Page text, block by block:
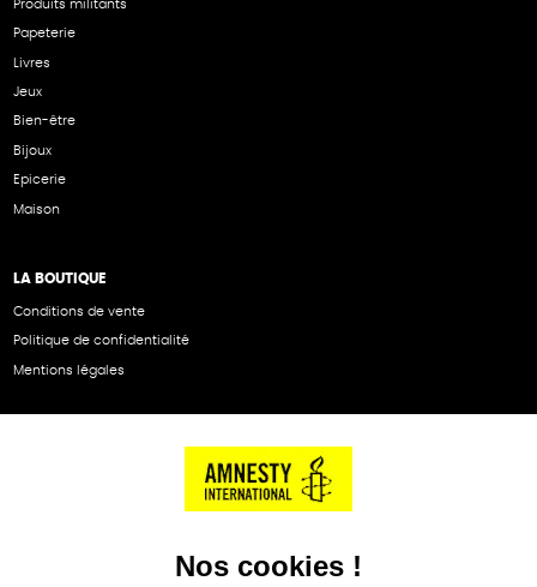
Produits militants
Papeterie
Livres
Jeux
Bien-être
Bijoux
Epicerie
Maison
LA BOUTIQUE
Conditions de vente
Politique de confidentialité
Mentions légales